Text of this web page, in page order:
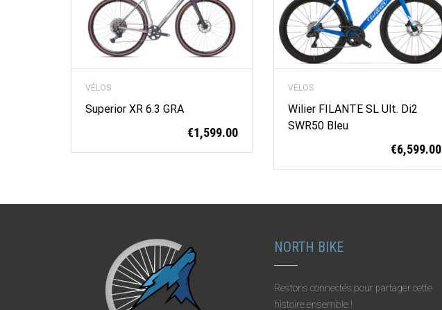
VÉLOS
Superior XR 6.3 GRA
€1,599.00
VÉLOS
Wilier FILANTE SL Ult. Di2
SWR50 Bleu
€6,599.00
NORTH BIKE
Restons connectés pour partager cette
histoire ensemble !